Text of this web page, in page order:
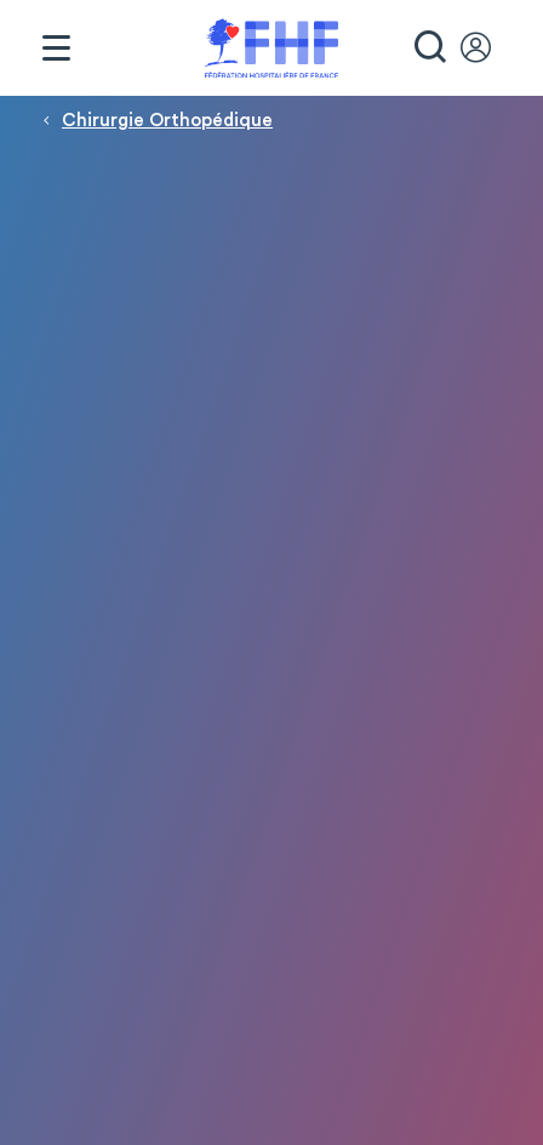
Fil d'Ariane
Chirurgie Orthopédique
Panneau de gestion des cookies